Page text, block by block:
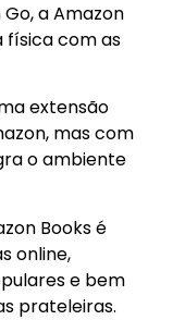
a Amazon
física com as
extensão
mas com
o ambiente
Books é
online,
e bem
prateleiras.